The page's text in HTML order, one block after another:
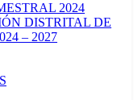
2024
DISTRITAL DE
– 2027